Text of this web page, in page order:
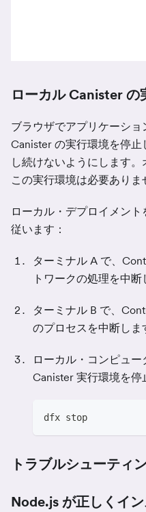
ローカル Canister の
ブラウザでアプリケーシ
Canister の実行環境を停
し続けないようにします。
この実行環境は必要ありま
ローカル・デプロイメン
従います：
ターミナル A で、
トワークの処理を中断
ターミナル B で、
のプロセスを中断しま
ローカル・コンピュ
Canister 実行環境を停
dfx stop
トラブルシューティ
Node.js が正しくイ